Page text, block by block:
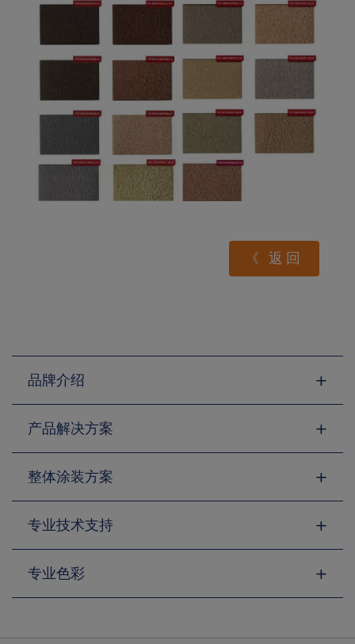
《 返回
品牌介绍
产品解决方案
整体涂装方案
专业技术支持
专业色彩